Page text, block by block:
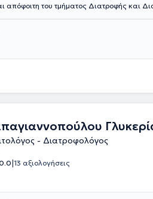
απόφοιτη του τμήματος Διατροφής και
Τέλος, εξειδικεύεται στην κλινική
καθώς και στο nutrition
- Διατροφολόγος
|13 αξιολογήσεις